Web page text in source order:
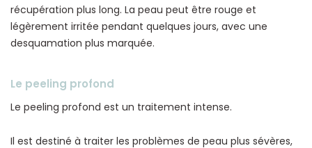
récupération plus long. La peau peut être rouge et
légèrement irritée pendant quelques jours, avec une
desquamation plus marquée.
Le peeling profond
Le peeling profond est un traitement intense.
Il est destiné à traiter les problèmes de peau plus sévères,